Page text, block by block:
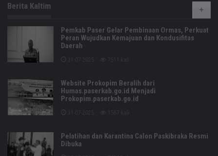
Berita Kaltim
Pemkab Paser Gelar Pembinaan Ormas, Perkuat
Peran Wujudkan Kemajuan dan Kondusifitas
Daerah
Website Prokopim Beralih dari
Humas.paserkab.go.id Menjadi
Prokopim.paserkab.go.id
Pelatihan dan Karantina Calon Paskibraka Resmi
Dibuka